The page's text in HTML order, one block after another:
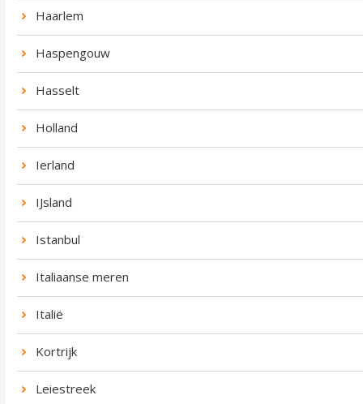
Haarlem
Haspengouw
Hasselt
Holland
Ierland
IJsland
Istanbul
Italiaanse meren
Italië
Kortrijk
Leiestreek